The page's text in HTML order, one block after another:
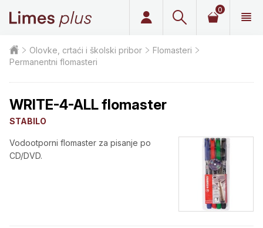
0
Olovke, crtaći i školski pribor
Flomasteri
Permanentni flomasteri
WRITE-4-ALL flomaster
STABILO
Vodootporni flomaster za pisanje po
CD/DVD.